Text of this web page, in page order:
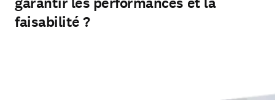
faisabilité ?